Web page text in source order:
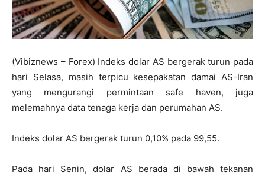
(Vibiznews – Forex) Indeks dolar AS bergerak turun pada
hari Selasa, masih terpicu kesepakatan damai AS-Iran
yang mengurangi permintaan safe haven, juga
melemahnya data tenaga kerja dan perumahan AS.
Indeks dolar AS bergerak turun 0,10% pada 99,55.
Pada hari Senin, dolar AS berada di bawah tekanan